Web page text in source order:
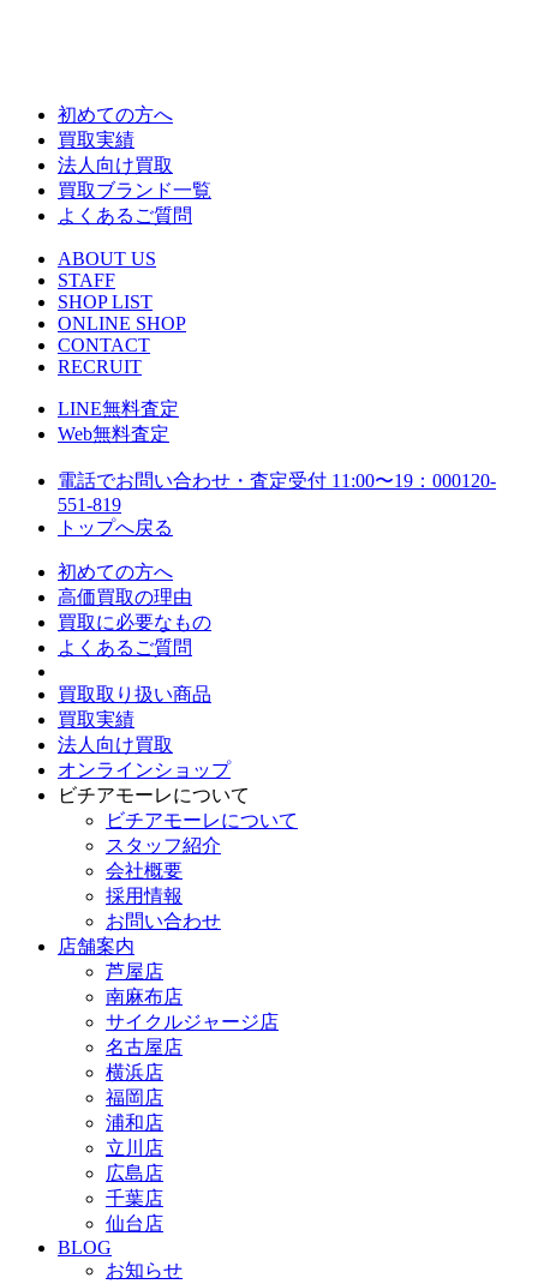
初めての方へ
買取実績
法人向け買取
買取ブランド一覧
よくあるご質問
ABOUT US
STAFF
SHOP LIST
ONLINE SHOP
CONTACT
RECRUIT
LINE無料査定
Web無料査定
電話でお問い合わせ・査定受付 11:00〜19：000120-
551-819
トップへ戻る
初めての方へ
高価買取の理由
買取に必要なもの
よくあるご質問
買取取り扱い商品
買取実績
法人向け買取
オンラインショップ
ビチアモーレについて
ビチアモーレについて
スタッフ紹介
会社概要
採用情報
お問い合わせ
店舗案内
芦屋店
南麻布店
サイクルジャージ店
名古屋店
横浜店
福岡店
浦和店
立川店
広島店
千葉店
仙台店
BLOG
お知らせ